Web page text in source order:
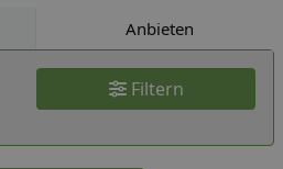
Anbieten
Filtern